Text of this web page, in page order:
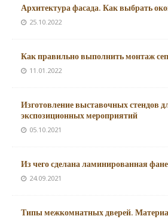
Архитектура фасада. Как выбрать
25.10.2022
Как правильно выполнить монтаж
11.01.2022
Изготовление выставочных стендов
экспозиционных мероприятий
05.10.2021
Из чего сделана ламинированная
24.09.2021
Типы межкомнатных дверей.